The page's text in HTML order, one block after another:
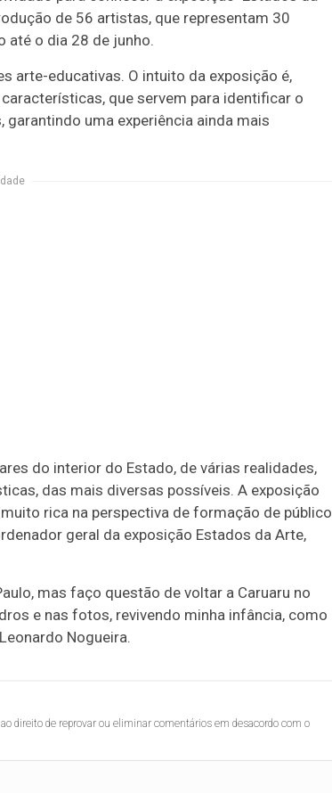
de 56 artistas, que representam 30
até o dia 28 de junho.
arte-educativas. O intuito da exposição é,
que servem para identificar o
uma experiência ainda mais
do interior do Estado, de várias realidades,
das mais diversas possíveis. A exposição
rica na perspectiva de formação de público
geral da exposição Estados da Arte,
mas faço questão de voltar a Caruaru no
e nas fotos, revivendo minha infância, como
Nogueira.
direito de reprovar ou eliminar comentários em desacordo com o